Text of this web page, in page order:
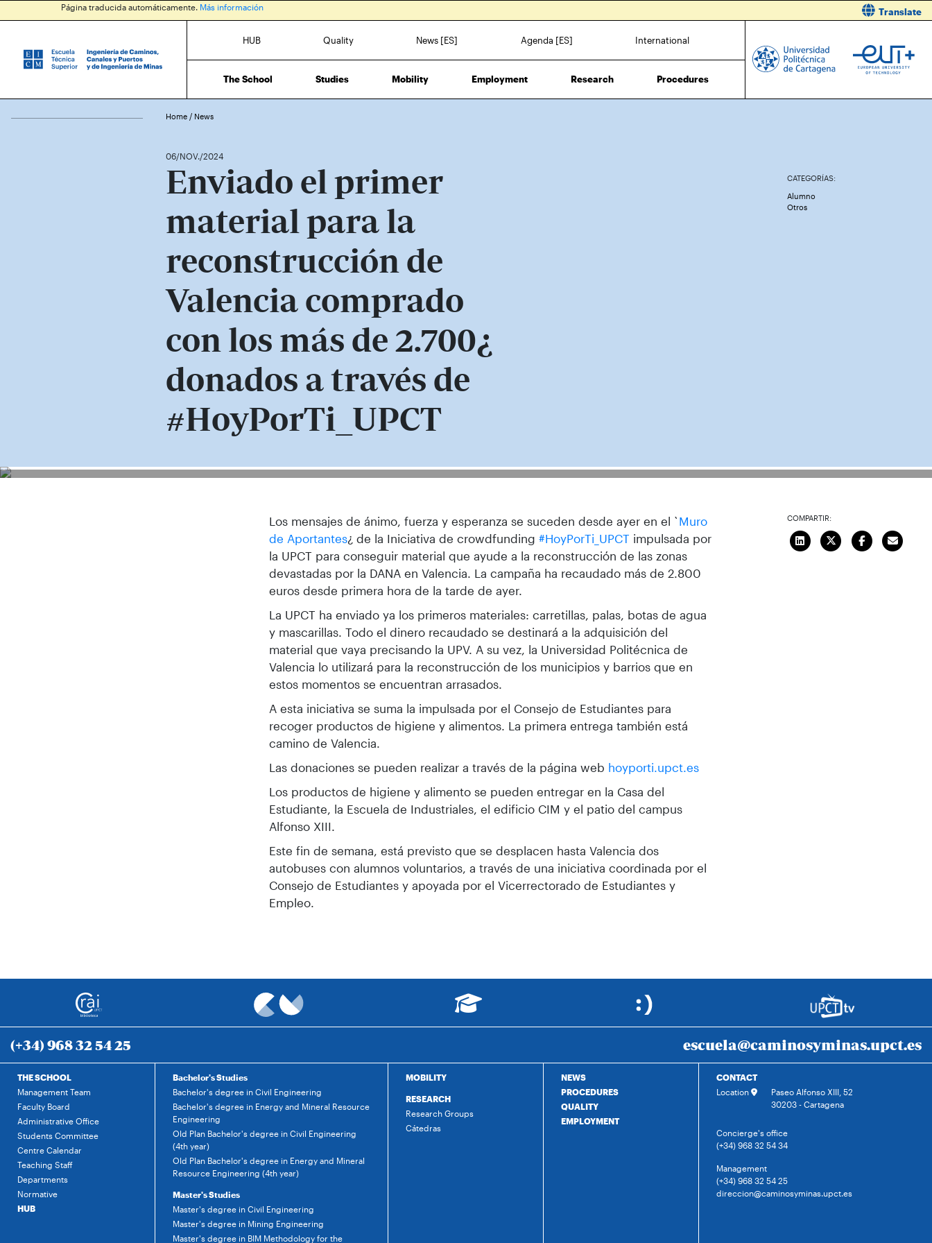
Página traducida automáticamente. Más información Translate
HUB Quality News [ES] Agenda [ES] International
The School Studies Mobility Employment Research Procedures
Home / News
06/NOV./2024
Enviado el primer
material para la
reconstrucción de
Valencia comprado
con los más de 2.700¿
donados a través de
#HoyPorTi_UPCT
CATEGORÍAS:
Alumno
Otros
Los mensajes de ánimo, fuerza y esperanza se suceden desde ayer en el ` Muro
de Aportantes¿ de la Iniciativa de crowdfunding#HoyPorTi_UPCT impulsada por
la UPCT para conseguir material que ayude a la reconstrucción de las zonas
devastadas por la DANA en Valencia. La campaña ha recaudado más de 2.800
euros desde primera hora de la tarde de ayer.
La UPCT ha enviado ya los primeros materiales: carretillas, palas, botas de agua
y mascarillas. Todo el dinero recaudado se destinará a la adquisición del
material que vaya precisando la UPV. A su vez, la Universidad Politécnica de
Valencia lo utilizará para la reconstrucción de los municipios y barrios que en
estos momentos se encuentran arrasados.
A esta iniciativa se suma la impulsada por el Consejo de Estudiantes para
recoger productos de higiene y alimentos. La primera entrega también está
camino de Valencia.
Las donaciones se pueden realizar a través de la página web hoyporti.upct.es
Los productos de higiene y alimento se pueden entregar en la Casa del
Estudiante, la Escuela de Industriales, el edificio CIM y el patio del campus
Alfonso XIII.
Este fin de semana, está previsto que se desplacen hasta Valencia dos
autobuses con alumnos voluntarios, a través de una iniciativa coordinada por el
Consejo de Estudiantes y apoyada por el Vicerrectorado de Estudiantes y
Empleo.
COMPARTIR:
(+34) 968 32 54 25 escuela@caminosyminas.upct.es
THE SCHOOL
Management Team
Faculty Board
Administrative Office
Students Committee
Centre Calendar
Teaching Staff
Departments
Normative
HUB
Bachelor's Studies
Bachelor's degree in Civil Engineering
Bachelor's degree in Energy and Mineral Resource
Engineering
Old Plan Bachelor's degree in Civil Engineering
(4th year)
Old Plan Bachelor's degree in Energy and Mineral
Resource Engineering (4th year)
Master's Studies
Master's degree in Civil Engineering
Master's degree in Mining Engineering
Master's degree in BIM Methodology for the
MOBILITY
RESEARCH
Research Groups
Cátedras
NEWS
PROCEDURES
QUALITY
EMPLOYMENT
CONTACT
Location
Paseo Alfonso XIII, 52
30203 - Cartagena
Concierge's office
(+34) 968 32 54 34
Management
(+34) 968 32 54 25
direccion@caminosyminas.upct.es